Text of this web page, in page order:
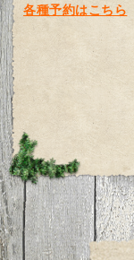
各種予約はこちら